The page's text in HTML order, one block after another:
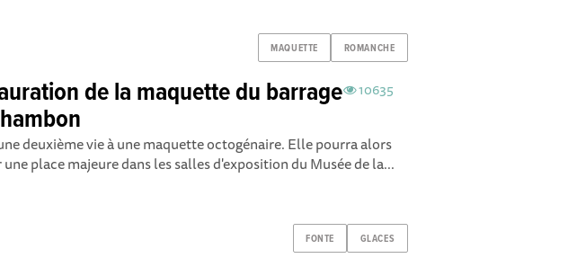
MAQUETTE ROMANCHE
10635
de la maquette du barrage
deuxième vie à une maquette octogénaire. Elle pourra alors
place majeure dans les salles d'exposition du Musée de la...
FONTE GLACES